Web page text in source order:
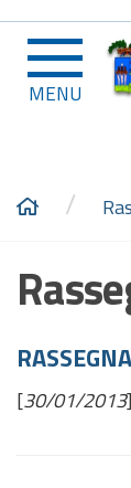
MENU
/
[30/01/2013]